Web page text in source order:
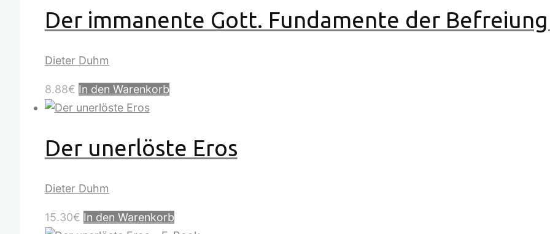
Der immanente Gott. Fundamente der Befreiung
Dieter Duhm
8.88€ In den Warenkorb
Der unerlöste Eros
Dieter Duhm
15.30€ In den Warenkorb